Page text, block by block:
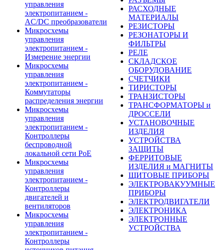
управления
электропитанием -
AC/DC преобразователи
Микросхемы
управления
электропитанием -
Измерение энергии
Микросхемы
управления
электропитанием -
Коммутаторы
распределения энергии
Микросхемы
управления
электропитанием -
Контроллеры
беспроводной
локальной сети PoE
Микросхемы
управления
электропитанием -
Контроллеры
двигателей и
вентиляторов
Микросхемы
управления
электропитанием -
Контроллеры
РАСХОДНЫЕ
МАТЕРИАЛЫ
РЕЗИСТОРЫ
РЕЗОНАТОРЫ И
ФИЛЬТРЫ
РЕЛЕ
СКЛАДСКОЕ
ОБОРУДОВАНИЕ
СЧЕТЧИКИ
ТИРИСТОРЫ
ТРАНЗИСТОРЫ
ТРАНСФОРМАТОРЫ и
ДРОССЕЛИ
УСТАНОВОЧНЫЕ
ИЗДЕЛИЯ
УСТРОЙСТВА
ЗАЩИТЫ
ФЕРРИТОВЫЕ
ИЗДЕЛИЯ и МАГНИТЫ
ЩИТОВЫЕ ПРИБОРЫ
ЭЛЕКТРОВАКУУМНЫЕ
ПРИБОРЫ
ЭЛЕКТРОДВИГАТЕЛИ
ЭЛЕКТРОНИКА
ЭЛЕКТРОННЫЕ
УСТРОЙСТВА